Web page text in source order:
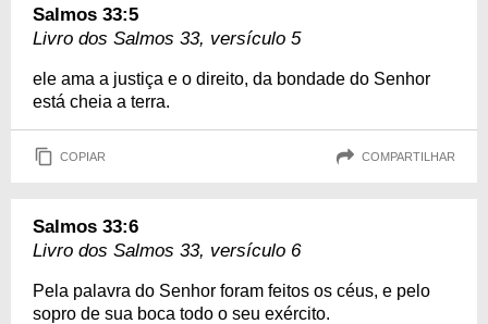
Salmos 33:5
Livro dos Salmos 33, versículo 5
ele ama a justiça e o direito, da bondade do Senhor
está cheia a terra.
COPIAR COMPARTILHAR
Salmos 33:6
Livro dos Salmos 33, versículo 6
Pela palavra do Senhor foram feitos os céus, e pelo
sopro de sua boca todo o seu exército.